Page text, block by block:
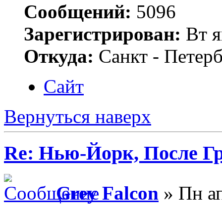
Сообщений: 5096
Зарегистрирован: Вт
Откуда: Санкт -
Сайт
Вернуться наверх
Re: Нью-Йорк, После
Grey Falcon » Пн